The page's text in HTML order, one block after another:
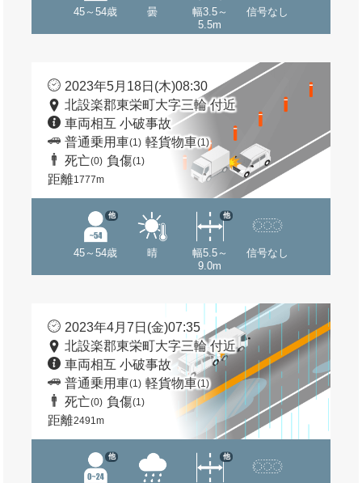
45～54歳 曇
幅3.5～
5.5m
信号なし
2023年5月18日(木)08:30
北設楽郡東栄町大字三輪 付近
車両相互 小破事故
普通乗用車(1) 軽貨物車(1)
死亡(0) 負傷(1)
距離1777m
45～54歳
他
晴
幅5.5～
9.0m
他
信号なし
2023年4月7日(金)07:35
北設楽郡東栄町大字三輪 付近
車両相互 小破事故
普通乗用車(1) 軽貨物車(1)
死亡(0) 負傷(1)
距離2491m
他 他